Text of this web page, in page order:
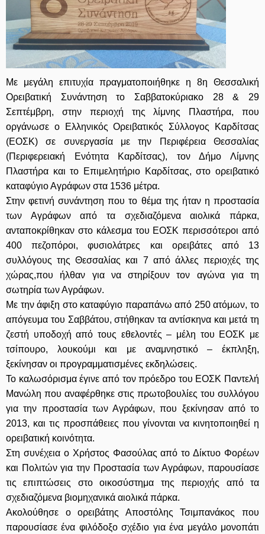
Με μεγάλη επιτυχία πραγματοποιήθηκε η 8η Θεσσαλική
Ορειβατική Συνάντηση το Σαββατοκύριακο 28 & 29
Σεπτέμβρη, στην περιοχή της λίμνης Πλαστήρα, που
οργάνωσε ο Ελληνικός Ορειβατικός Σύλλογος Καρδίτσας
(ΕΟΣΚ) σε συνεργασία με την Περιφέρεια Θεσσαλίας
(Περιφερειακή Ενότητα Καρδίτσας), τον Δήμο Λίμνης
Πλαστήρα και το Επιμελητήριο Καρδίτσας, στο ορειβατικό
καταφύγιο Αγράφων στα 1536 μέτρα.
Στην φετινή συνάντηση που το θέμα της ήταν η προστασία
των Αγράφων από τα σχεδιαζόμενα αιολικά πάρκα,
ανταποκρίθηκαν στο κάλεσμα του ΕΟΣΚ περισσότεροι από
400 πεζοπόροι, φυσιολάτρες και ορειβάτες από 13
συλλόγους της Θεσσαλίας και 7 από άλλες περιοχές της
χώρας,που ήλθαν για να στηρίξουν τον αγώνα για τη
σωτηρία των Αγράφων.
Με την άφιξη στο καταφύγιο παραπάνω από 250 ατόμων, το
απόγευμα του Σαββάτου, στήθηκαν τα αντίσκηνα και μετά τη
ζεστή υποδοχή από τους εθελοντές – μέλη του ΕΟΣΚ με
τσίπουρο, λουκούμι και με αναμνηστικό – έκπληξη,
ξεκίνησαν οι προγραμματισμένες εκδηλώσεις.
Το καλωσόρισμα έγινε από τον πρόεδρο του ΕΟΣΚ Παντελή
Μανώλη που αναφέρθηκε στις πρωτοβουλίες του συλλόγου
για την προστασία των Αγράφων, που ξεκίνησαν από το
2013, και τις προσπάθειες που γίνονται να κινητοποιηθεί η
ορειβατική κοινότητα.
Στη συνέχεια ο Χρήστος Φασούλας από το Δίκτυο Φορέων
και Πολιτών για την Προστασία των Αγράφων, παρουσίασε
τις επιπτώσεις στο οικοσύστημα της περιοχής από τα
σχεδιαζόμενα βιομηχανικά αιολικά πάρκα.
Ακολούθησε ο ορειβάτης Αποστόλης Τσιμπανάκος που
παρουσίασε ένα φιλόδοξο σχέδιο για ένα μεγάλο μονοπάτι